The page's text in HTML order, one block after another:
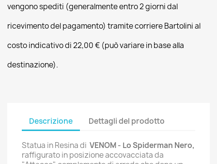
vengono spediti (generalmente entro 2 giorni dal
ricevimento del pagamento) tramite corriere Bartolini al
costo indicativo di 22,00 € (può variare in base alla
destinazione).
Descrizione Dettagli del prodotto
Statua in Resina di VENOM - Lo Spiderman Nero,
raffigurato in posizione accovacciata da